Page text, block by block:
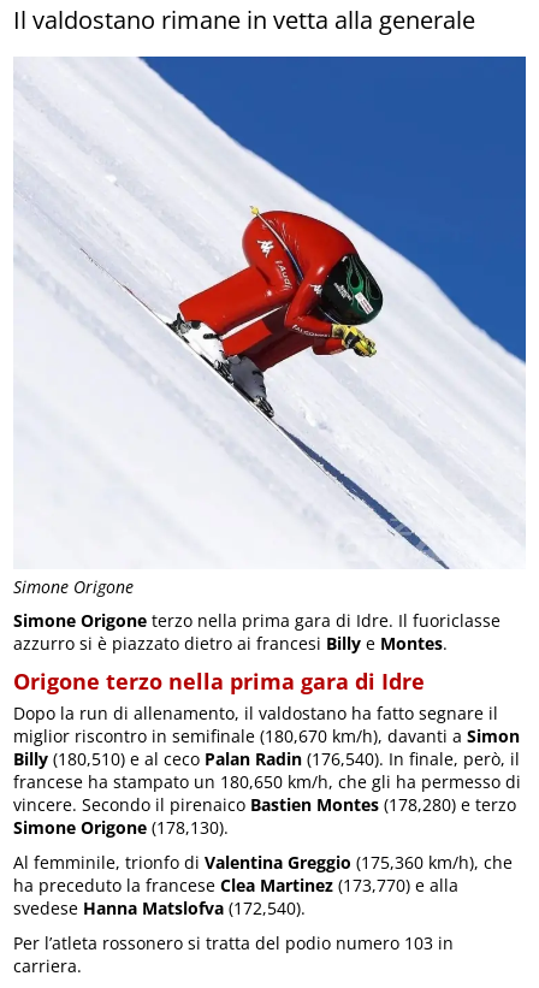
Simone Origone
Il valdostano rimane in vetta alla generale
Simone Origone terzo nella prima gara di Idre. Il fuoriclasse
azzurro si è piazzato dietro ai francesi Billy e Montes.
Origone terzo nella prima gara di Idre
Dopo la run di allenamento, il valdostano ha fatto segnare il
miglior riscontro in semifinale (180,670 km/h), davanti aSimon
Billy (180,510) e al ceco Palan Radin (176,540). In finale, però, il
francese ha stampato un 180,650 km/h, che gli ha permesso di
vincere. Secondo il pirenaico Bastien Montes (178,280) e terzo
Simone Origone (178,130).
Al femminile, trionfo diValentina Greggio (175,360 km/h), che
ha preceduto la franceseClea Martinez (173,770) e alla
svedese Hanna Matslofva (172,540).
Per l’atleta rossonero si tratta del podio numero 103 in
carriera.